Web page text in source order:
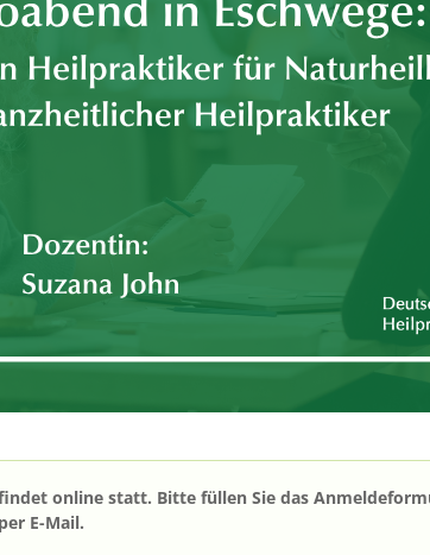
online statt. Bitte füllen Sie das
E-Mail.